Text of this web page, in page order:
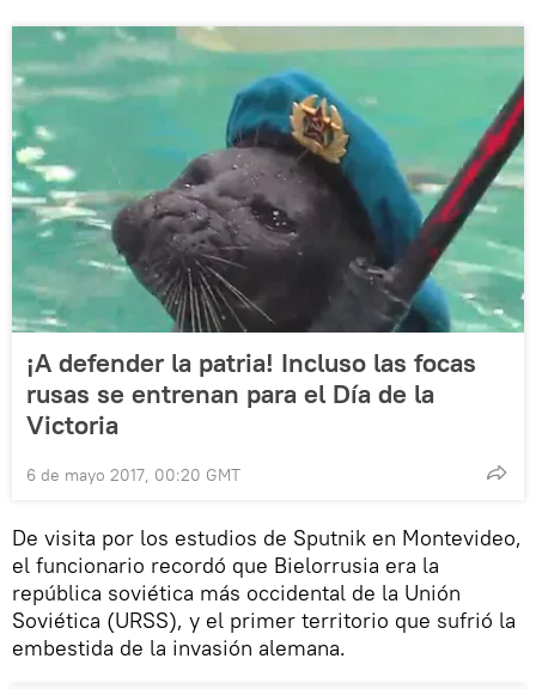
¡A defender la patria! Incluso las focas
rusas se entrenan para el Día de la
Victoria
6 de mayo 2017, 00:20 GMT
De visita por los estudios de Sputnik en Montevideo,
el funcionario recordó que Bielorrusia era la
república soviética más occidental de la Unión
Soviética (URSS), y el primer territorio que sufrió la
embestida de la invasión alemana.